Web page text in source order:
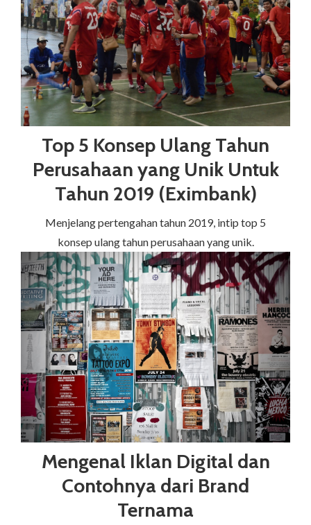
Top 5 Konsep Ulang Tahun
Perusahaan yang Unik Untuk
Tahun 2019 (Eximbank)
Menjelang pertengahan tahun 2019, intip top 5
konsep ulang tahun perusahaan yang unik.
Mengenal Iklan Digital dan
Contohnya dari Brand
Ternama